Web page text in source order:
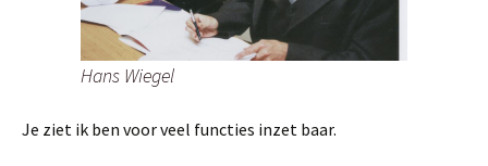
Hans Wiegel
Je ziet ik ben voor veel functies inzet baar.